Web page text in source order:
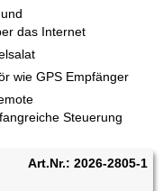
das Internet
wie GPS Empfänger
Steuerung
Art.Nr.: 2026-2805-1